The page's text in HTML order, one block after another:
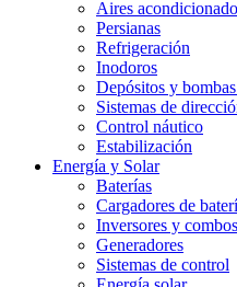
Aires
Persianas
Refrigeración
Inodoros
Depósitos y
Sistemas de
Control náutico
Estabilización
Energía y Solar
Baterías
Cargadores de
Inversores y
Generadores
Sistemas de control